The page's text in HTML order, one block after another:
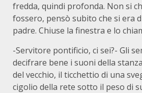
fredda, quindi profonda. Non si
fossero, pensò subito che si era
padre. Chiuse la finestra e lo
-Servitore pontificio, ci sei?- Gli
decifrare bene i suoni della
del vecchio, il ticchettio di una
cigolio della rete sotto il peso di